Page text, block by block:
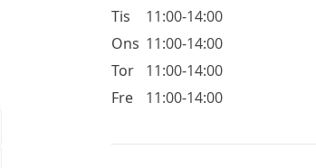
Tis
11:00-14:00
Ons 11:00-14:00
Tor
11:00-14:00
Fre
11:00-14:00